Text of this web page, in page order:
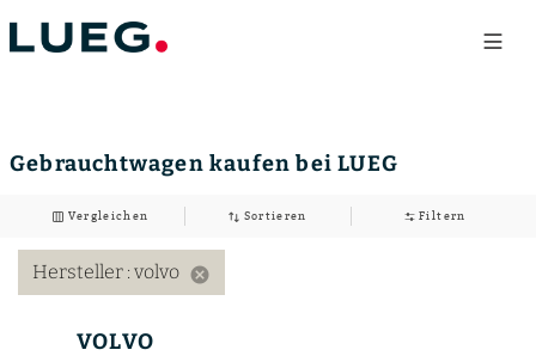
Gebrauchtwagen kaufen bei LUEG
Vergleichen Sortieren Filtern
Hersteller : volvo cancel
VOLVO